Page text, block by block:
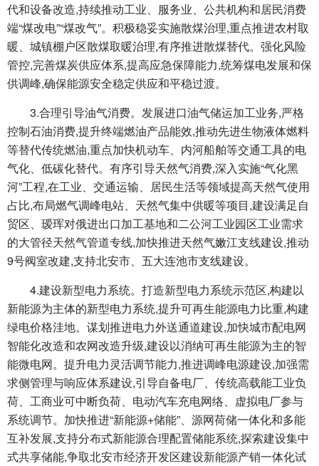
代和设备改造,持续推动工业、服务业、公共机构和居民消费
端“煤改电”“煤改气”。积极稳妥实施散煤治理,重点推进农村取
暖、城镇棚户区散煤取暖治理,有序推进散煤替代。强化风险
管控,完善煤炭供应体系,提高应急保障能力,统筹煤电发展和保
供调峰,确保能源安全稳定供应和平稳过渡。
3.合理引导油气消费。发展进口油气储运加工业务,严格
控制石油消费,提升终端燃油产品能效,推动先进生物液体燃料
等替代传统燃油,重点加快机动车、内河船舶等交通工具的电
气化、低碳化替代。有序引导天然气消费,深入实施“气化黑
河”工程,在工业、交通运输、居民生活等领域提高天然气使用
占比,布局燃气调峰电站、天然气集中供暖等项目,建设满足自
贸区、瑷珲对俄进出口加工基地和二公河工业园区工业需求
的大管径天然气管道专线,加快推进天然气嫩江支线建设,推动
9号阀室改建,支持北安市、五大连池市支线建设。
4.建设新型电力系统。打造新型电力系统示范区,构建以
新能源为主体的新型电力系统,提升可再生能源电力比重,构建
绿电价格洼地。谋划推进电力外送通道建设,加快城市配电网
智能化改造和农网改造升级,建设以消纳可再生能源为主的智
能微电网。提升电力灵活调节能力,推进调峰电源建设,加强需
求侧管理与响应体系建设,引导自备电厂、传统高载能工业负
荷、工商业可中断负荷、电动汽车充电网络、虚拟电厂参与
系统调节。加快推进“新能源+储能”、源网荷储一体化和多能
互补发展,支持分布式新能源合理配置储能系统,探索建设集中
式共享储能,争取北安市经济开发区建设新能源产销一体化试